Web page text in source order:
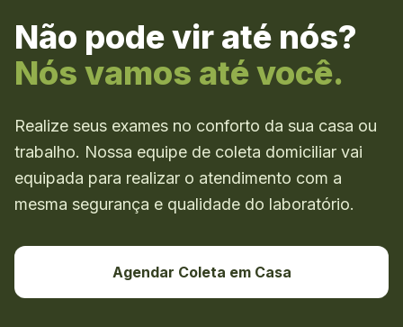
Não pode vir até nós?
Nós vamos até você.
Realize seus exames no conforto da sua casa ou
trabalho. Nossa equipe de coleta domiciliar vai
equipada para realizar o atendimento com a
mesma segurança e qualidade do laboratório.
Agendar Coleta em Casa